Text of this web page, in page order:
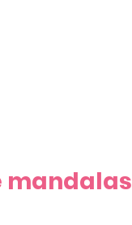
mandalas